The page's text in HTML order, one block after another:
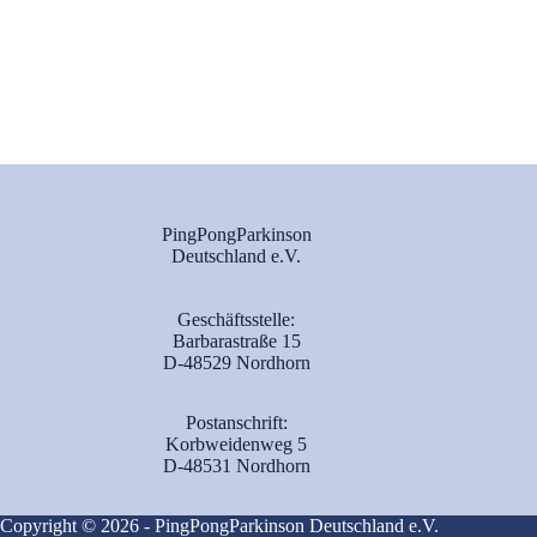
PingPongParkinson
Deutschland e.V.
Geschäftsstelle:
Barbarastraße 15
D-48529 Nordhorn
Postanschrift:
Korbweidenweg 5
D-48531 Nordhorn
Copyright © 2026 - PingPongParkinson Deutschland e.V.